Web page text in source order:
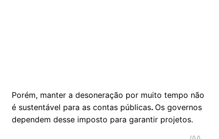
Porém, manter a desoneração por muito tempo não
é sustentável para as contas públicas. Os governos
dependem desse imposto para garantir projetos.